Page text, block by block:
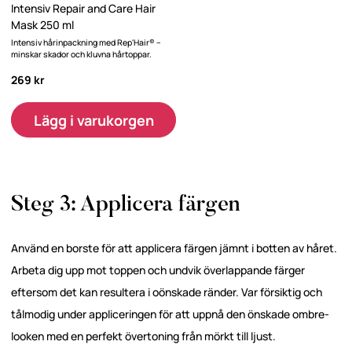
Intensiv Repair and Care Hair
Mask 250 ml
Intensiv hårinpackning med Rep'Hair® –
minskar skador och kluvna hårtoppar.
269 kr
Lägg i varukorgen
Steg 3: Applicera färgen
Använd en borste för att applicera färgen jämnt i botten av håret.
Arbeta dig upp mot toppen och undvik överlappande färger
eftersom det kan resultera i oönskade ränder. Var försiktig och
tålmodig under appliceringen för att uppnå den önskade ombre-
looken med en perfekt övertoning från mörkt till ljust.